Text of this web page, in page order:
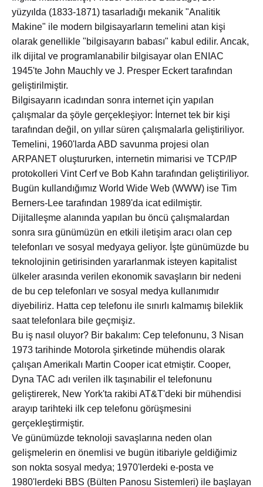
yüzyılda (1833-1871) tasarladığı mekanik "Analitik
Makine" ile modern bilgisayarların temelini atan kişi
olarak genellikle "bilgisayarın babası" kabul edilir. Ancak,
ilk dijital ve programlanabilir bilgisayar olan ENIAC
1945'te John Mauchly ve J. Presper Eckert tarafından
geliştirilmiştir.
Bilgisayarın icadından sonra internet için yapılan
çalışmalar da şöyle gerçekleşiyor: İnternet tek bir kişi
tarafından değil, on yıllar süren çalışmalarla geliştiriliyor.
Temelini, 1960'larda ABD savunma projesi olan
ARPANET oluştururken, internetin mimarisi ve TCP/IP
protokolleri Vint Cerf ve Bob Kahn tarafından geliştiriliyor.
Bugün kullandığımız World Wide Web (WWW) ise Tim
Berners-Lee tarafından 1989'da icat edilmiştir.
Dijitalleşme alanında yapılan bu öncü çalışmalardan
sonra sıra günümüzün en etkili iletişim aracı olan cep
telefonları ve sosyal medyaya geliyor. İşte günümüzde bu
teknolojinin getirisinden yararlanmak isteyen kapitalist
ülkeler arasında verilen ekonomik savaşların bir nedeni
de bu cep telefonları ve sosyal medya kullanımıdır
diyebiliriz. Hatta cep telefonu ile sınırlı kalmamış bileklik
saat telefonlara bile geçmişiz.
Bu iş nasıl oluyor? Bir bakalım: Cep telefonunu, 3 Nisan
1973 tarihinde Motorola şirketinde mühendis olarak
çalışan Amerikalı Martin Cooper icat etmiştir. Cooper,
Dyna TAC adı verilen ilk taşınabilir el telefonunu
geliştirerek, New York'ta rakibi AT&T'deki bir mühendisi
arayıp tarihteki ilk cep telefonu görüşmesini
gerçekleştirmiştir.
Ve günümüzde teknoloji savaşlarına neden olan
gelişmelerin en önemlisi ve bugün itibariyle geldiğimiz
son nokta sosyal medya; 1970'lerdeki e-posta ve
1980'lerdeki BBS (Bülten Panosu Sistemleri) ile başlayan